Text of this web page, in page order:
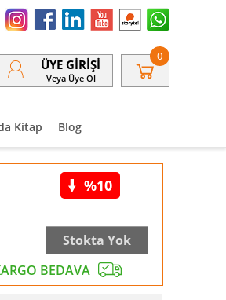
ÜYE GIRIŞI
Veya Üye Ol
0
Kitap Blog
%10
Stokta Yok
BEDAVA